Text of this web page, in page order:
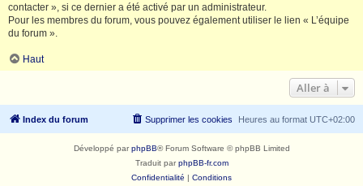
contacter », si ce dernier a été activé par un administrateur.
Pour les membres du forum, vous pouvez également utiliser le lien « L’équipe
du forum ».
Haut
Aller à
Index du forum Heures au format UTC+02:00
Supprimer les cookies
Développé parphpBB® Forum Software © phpBB Limited
Traduit parphpBB-fr.com
Confidentialité | Conditions